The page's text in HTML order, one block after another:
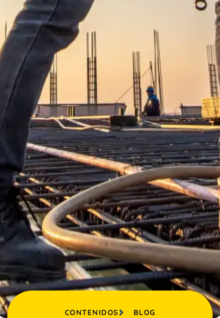
CONTENIDOS BLOG